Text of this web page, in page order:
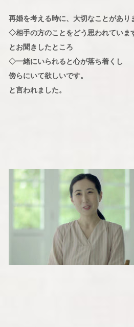
再婚を考える時に、大切なことがあり
◇相手の方のことをどう思われていま
とお聞きしたところ
◇一緒にいられると心が落ち着くし
傍らにいて欲しいです。
と言われました。